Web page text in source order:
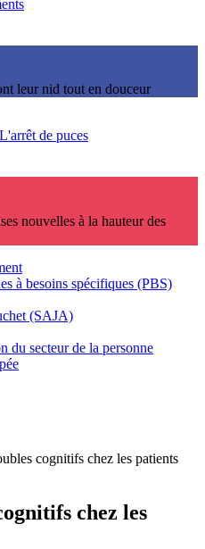
leur nid tout en douceur
de puces
nouvelles à la hauteur des
à besoins spécifiques (PBS)
(SAJA)
du secteur de la personne
cognitifs chez les patients
chez les